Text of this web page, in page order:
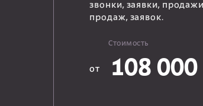
звонки, заявки,
продаж, заявок.
Стоимость
от 108 000